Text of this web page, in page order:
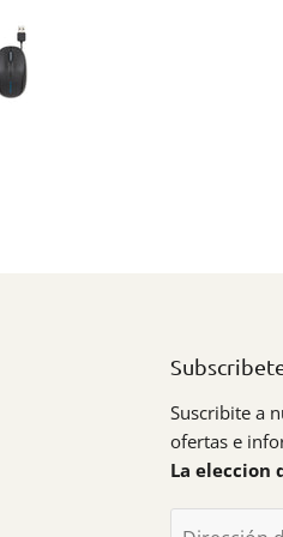
Suscribite a
ofertas e
La eleccion